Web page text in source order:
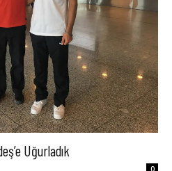
Uğurladık
0